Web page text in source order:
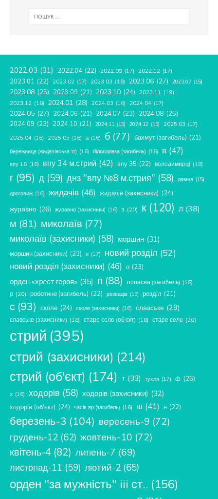
2022.03 (31) 2022.04 (22) 2022.09 (17) 2022.12 (17)
2023.01 (22) 2023.02 (17) 2023.03 (18) 2023.06 (27) 2023.07 (15)
2023.08 (25) 2023.09 (21) 2023.10 (24) 2023.11 (19)
2023.12 (18) 2024.01 (28) 2024.03 (16) 2024.04 (17)
2024.05 (27) 2024.06 (21) 2024.07 (23) 2024.08 (25)
2024.09 (23) 2024.10 (21) 2024.11 (15) 2024.12 (15) 2025.03 (17)
2025.04 (16) 2025.05 (16) а (16) б (77) бахмут (загибель) (21)
бережниця (жидачівська тг) (16) білогорівка (загибель) (16) в (47)
впу 16 (16) впу 34 м.стрий (42) впу 35 (22) володимирці (18)
г (95) д (59) днз "впу №8 м.стрия" (58) демня (15)
дроговиж (16) жидачів (46) жидачів (захисники) (24)
журавно (26) журавно (захисники) (16) з (20) к (120) л (38)
м (81) миколаїв (77)
миколаїв (захисники) (58) моршин (31)
моршин (захисники) (23) н (17) новий розділ (52)
новий розділ (захисники) (46) о (23)
орден «хрест героя» (35) п (88) попасна (загибель) (18)
р (20) роботине (загибель) (22) розвадів (15) розділ (21)
с (93) сколе (24) сколе (захисники) (16) славське (29)
славське (захисники) (18) старе село (об'єкт) (18) старе село (20)
стрий (395)
стрий (захисники) (214)
стрий (об'єкт) (174) т (33) тухля (17) ф (25)
х (16) ходорів (58) ходорів (захисники) (32)
ходорів (об'єкт) (24) часів яр (загибель) (16) ш (41) я (22)
березень-3 (104) вересень-9 (72)
грудень-12 (62) жовтень-10 (72)
квітень-4 (82) липень-7 (69)
листопад-11 (59) лютий-2 (65)
орден "за мужність" iii ст.. (156)